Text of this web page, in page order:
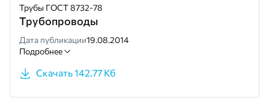
Трубы ГОСТ 8732-78
Трубопроводы
Дата публикации19.08.2014
Подробнее
Скачать 142.77 Кб